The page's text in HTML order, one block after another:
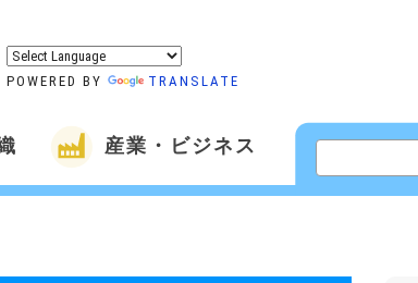
POWERED BY TRANSLATE
産業・ビジネス